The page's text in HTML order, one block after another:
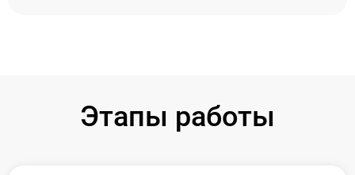
Этапы работы